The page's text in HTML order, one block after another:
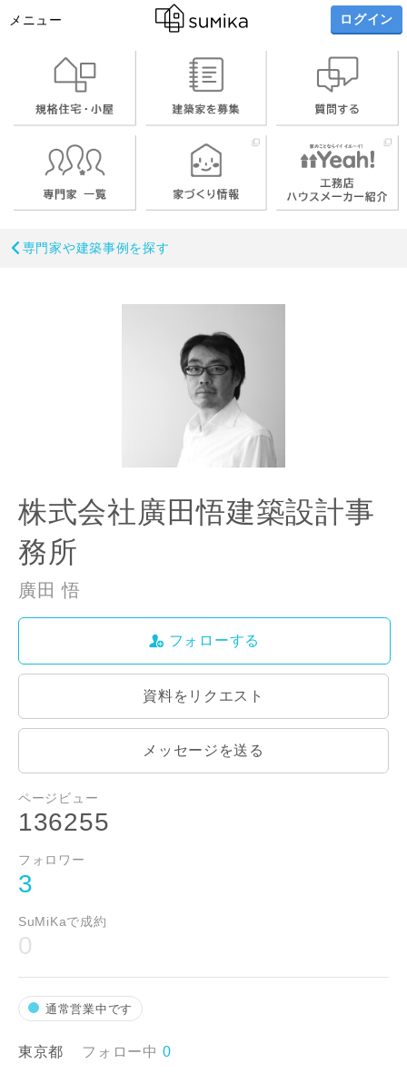
メニュー ログイン
専門家や建築事例を探す
株式会社廣田悟建築設計事
務所
廣田 悟
フォローする
資料をリクエスト
メッセージを送る
ページビュー
136255
フォロワー
3
SuMiKaで成約
0
通常営業中です
東京都 フォロー中 0